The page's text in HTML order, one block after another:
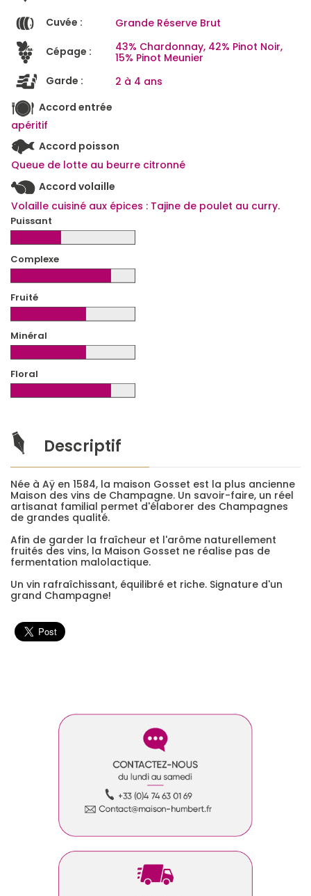
Cuvée : Grande Réserve Brut
Cépage :
43% Chardonnay, 42% Pinot Noir,
15% Pinot Meunier
Garde :
2 à 4 ans
Accord entrée
apéritif
Accord poisson
Queue de lotte au beurre citronné
Accord volaille
Volaille cuisiné aux épices : Tajine de poulet au curry.
Puissant
Complexe
Fruité
Minéral
Floral
Descriptif
Née à Aÿ en 1584, la maison Gosset est la plus ancienne
Maison des vins de Champagne. Un savoir-faire, un réel
artisanat familial permet d'élaborer des Champagnes
de grandes qualité.
Afin de garder la fraîcheur et l'arôme naturellement
fruités des vins, la Maison Gosset ne réalise pas de
fermentation malolactique.
Un vin rafraîchissant, équilibré et riche. Signature d'un
grand Champagne!